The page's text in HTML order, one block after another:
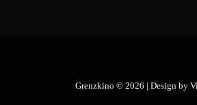
Grenzkino © 2026 | Design by